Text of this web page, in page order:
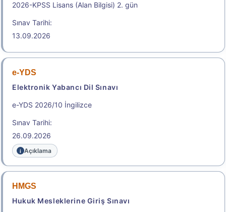
2026-KPSS Lisans (Alan Bilgisi) 2. gün
Sınav Tarihi:
13.09.2026
e-YDS
Elektronik Yabancı Dil Sınavı
e-YDS 2026/10 İngilizce
Sınav Tarihi:
26.09.2026
Açıklama
HMGS
Hukuk Mesleklerine Giriş Sınavı